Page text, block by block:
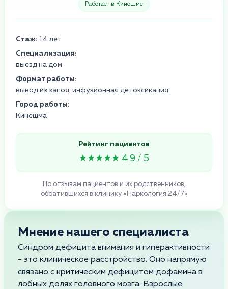
Работает в Кинешме
Стаж: 14 лет
Специализация:
выезд на дом
Формат работы:
вывод из запоя, инфузионная детоксикация
Город работы:
Кинешма
Рейтинг пациентов
★★★★★ 4.9 / 5
По отзывам пациентов и их родственников,
обратившихся в клинику «Наркология 24/7»
Мнение нашего специалиста
Синдром дефицита внимания и гиперактивности
- это клиническое расстройство. Оно напрямую
связано с критическим дефицитом дофамина в
лобных долях головного мозга. Взрослые